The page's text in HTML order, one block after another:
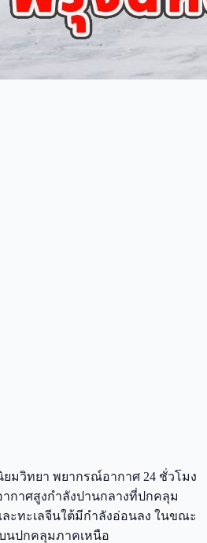
ยมวิทยา พยากรณ์อากาศ 24 ชั่วโมง
กาศสูงกำลังปานกลางที่ปกคลุม
ะทะเลจีนใต้มีกำลังอ่อนลง ในขณะ
นปกคลุมภาคเหนือ